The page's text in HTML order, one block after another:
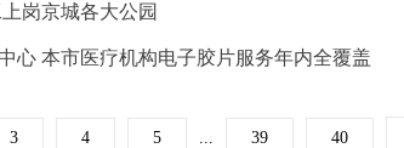
岗京城各大公园
心 本市医疗机构电子胶片服务年内全覆盖
3 4 5 ... 39 40